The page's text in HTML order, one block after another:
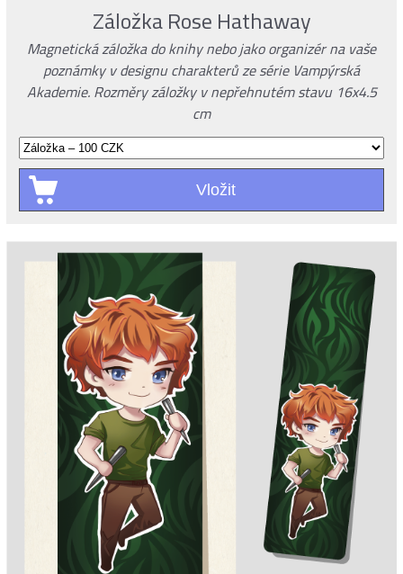
Záložka Rose Hathaway
Magnetická záložka do knihy nebo jako organizér na vaše
poznámky v designu charakterů ze série Vampýrská
Akademie. Rozměry záložky v nepřehnutém stavu 16x4.5
cm